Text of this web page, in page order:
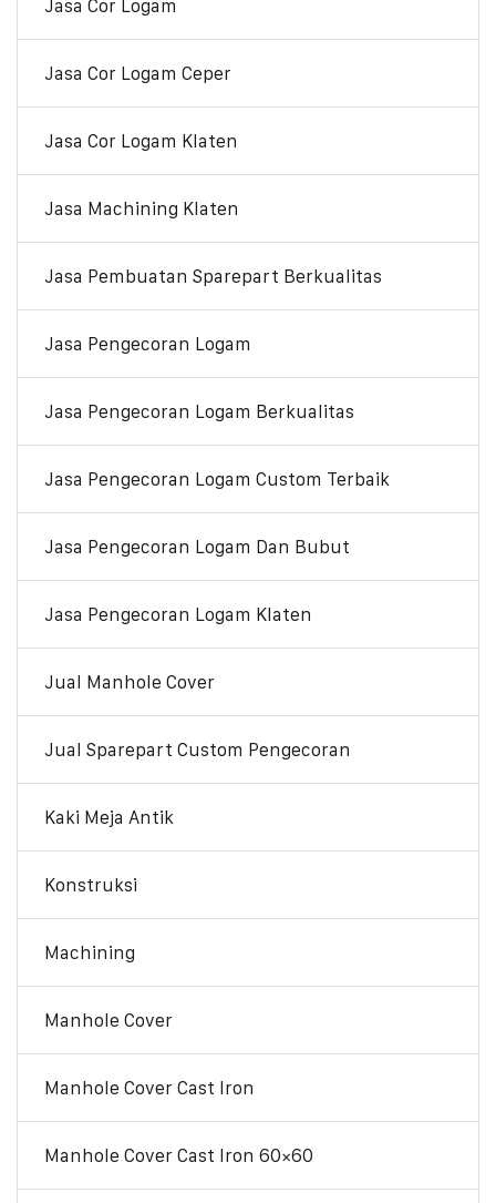
Jasa Cor Logam
Jasa Cor Logam Ceper
Jasa Cor Logam Klaten
Jasa Machining Klaten
Jasa Pembuatan Sparepart Berkualitas
Jasa Pengecoran Logam
Jasa Pengecoran Logam Berkualitas
Jasa Pengecoran Logam Custom Terbaik
Jasa Pengecoran Logam Dan Bubut
Jasa Pengecoran Logam Klaten
Jual Manhole Cover
Jual Sparepart Custom Pengecoran
Kaki Meja Antik
Konstruksi
Machining
Manhole Cover
Manhole Cover Cast Iron
Manhole Cover Cast Iron 60×60